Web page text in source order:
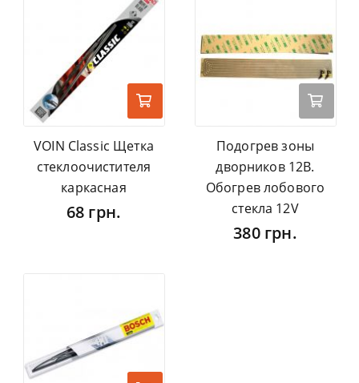
VOIN Classic Щетка
стеклоочистителя
каркасная
68 грн.
Подогрев зоны
дворников 12В.
Обогрев лобового
стекла 12V
380 грн.